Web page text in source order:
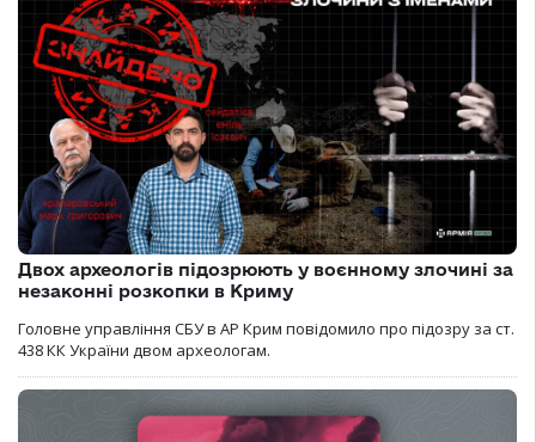
Двох археологів підозрюють у воєнному злочині за
незаконні розкопки в Криму
Головне управління СБУ в АР Крим повідомило про підозру за ст.
438 КК України двом археологам.